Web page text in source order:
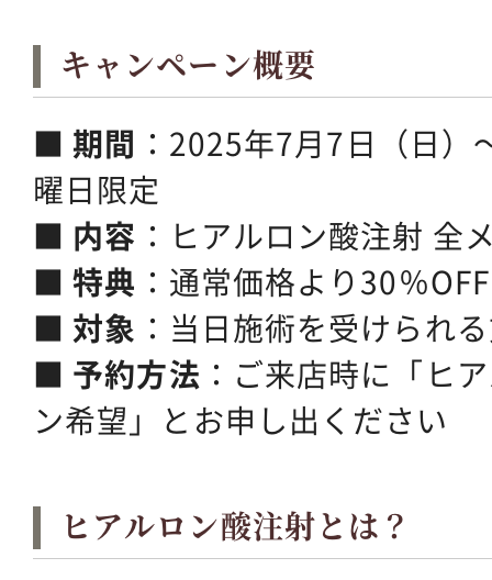
キャンペーン概要
■ 期間 ：2025年7月7日（日
曜日限定
■ 内容 ：ヒアルロン酸注射 全
■特典 ：通常価格より30％OFF
■ 対象 ：当日施術を受けられ
■ 予約方法 ：ご来店時に「ヒ
ン希望」とお申し出ください
ヒアルロン酸注射とは？